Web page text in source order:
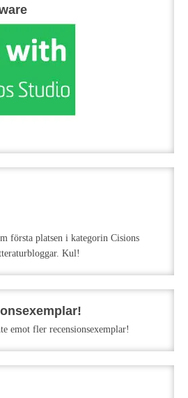
första platsen i kategorin Cisions
Kul!
emot fler recensionsexemplar!